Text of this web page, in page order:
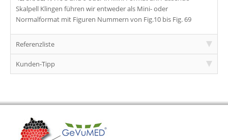
Skalpell Klingen führen wir entweder als Mini- oder
Normalformat mit Figuren Nummern von Fig.10 bis Fig. 69
Referenzliste
Kunden-Tipp